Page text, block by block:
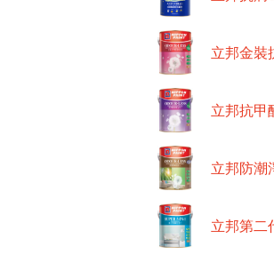
立邦金裝
立邦抗甲
立邦防潮
立邦第二